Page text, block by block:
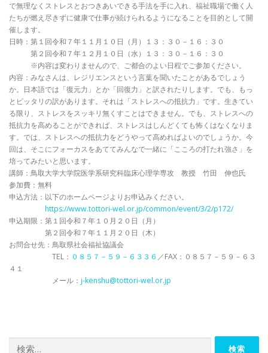
で無理なくストレスとおつきあいできる手法を手に入れ、福祉職場で働く人
たちが燃え尽きずに健康で仕事が続けられるようになることを目的として開
催します。
日時：第１回令和７年１１月１０日（月）１３：３０－１６：３０
第２回令和７年１２月１０日（水）１３：３０－１６：３０
※内容は変わりませんので、ご都合のよい日程でご参加ください。
内容：みなさんは、レジリエンスという言葉を聞いたことがあるでしょう
か。日本語では「復元力」とか「回復力」と訳されたりします。でも、もっ
とピッタリの訳があります。それは「ストレスへの抵抗力」です。生きてい
る限り、ストレスをスッキリ無くすことはできません。でも、ストレスへの
抵抗力を高めることができれば、ストレスはしんどくても怖くはなくなりま
す。では、ストレスへの抵抗力をどうやって高めればよいのでしょうか。今
回は、そこにフォーカスをあててみんなで一緒に「こころの打たれ強さ」を
培ってみたいと思います。
講師：鳥取大学大学院医学系研究科臨床心理学専攻 教授 竹田 伸也氏
参加費：無料
申込方法：以下のホームページよりお申込みください。
https://www.tottori-wel.or.jp/common/event/3/2/p172/
申込期限：第１回令和７年１０月２０日（月）
第２回令和７年１１月２０日（木）
お問合せ先：鳥取県社会福祉協議会
TEL： ０８５７－５９－６３３６ ／FAX：０８５７－５９－６３
４１
メール： j-kenshu@tottori-wel.or.jp